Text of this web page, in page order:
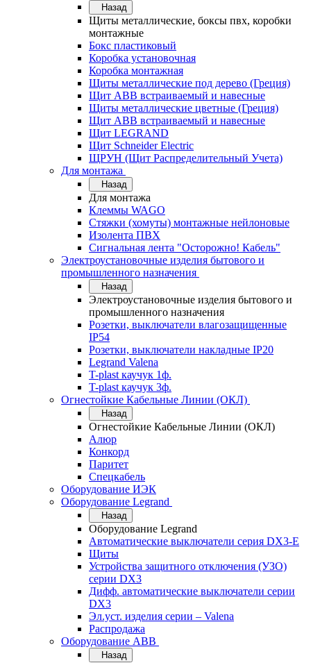
Назад
Щиты металлические, боксы пвх, коробки
монтажные
Бокс пластиковый
Коробка установочная
Коробка монтажная
Щиты металлические под дерево (Греция)
Щит ABB встраиваемый и навесные
Щиты металлические цветные (Греция)
Щит ABB встраиваемый и навесные
Щит LEGRAND
Щит Schneider Electric
ЩРУН (Щит Распределительный Учета)
Для монтажа
Назад
Для монтажа
Клеммы WAGO
Стяжки (хомуты) монтажные нейлоновые
Изолента ПВХ
Сигнальная лента "Осторожно! Кабель"
Электроустановочные изделия бытового и
промышленного назначения
Назад
Электроустановочные изделия бытового и
промышленного назначения
Розетки, выключатели влагозащищенные
IP54
Розетки, выключатели накладные IP20
Legrand Valena
T-plast каучук 1ф.
T-plast каучук 3ф.
Огнестойкие Кабельные Линии (ОКЛ)
Назад
Огнестойкие Кабельные Линии (ОКЛ)
Алюр
Конкорд
Паритет
Спецкабель
Оборудование ИЭК
Оборудование Legrand
Назад
Оборудование Legrand
Автоматические выключатели серия DX3-E
Щиты
Устройства защитного отключения (УЗО)
серии DX3
Дифф. автоматические выключатели серии
DX3
Эл.уст. изделия серии – Valena
Распродажа
Оборудование АВВ
Назад